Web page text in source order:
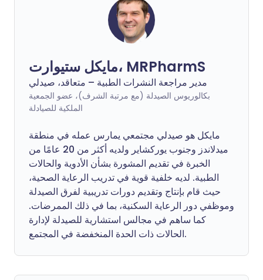
مايكل ستيوارت، MRPharmS
مدير مراجعة النشرات الطبية – متعاقد، صيدلي
بكالوريوس الصيدلة (مع مرتبة الشرف)، عضو الجمعية
الملكية للصيادلة
مايكل هو صيدلي مجتمعي يمارس عمله في منطقة
ميدلاندز وجنوب يوركشاير ولديه أكثر من 20 عامًا من
الخبرة في تقديم المشورة بشأن الأدوية والحالات
الطبية. لديه خلفية قوية في تدريب الرعاية الصحية،
حيث قام بإنتاج وتقديم دورات تدريبية لفرق الصيدلة
وموظفي دور الرعاية السكنية، بما في ذلك الممرضات.
كما ساهم في مجالس استشارية للصيدلة لإدارة
الحالات ذات الحدة المنخفضة في المجتمع.